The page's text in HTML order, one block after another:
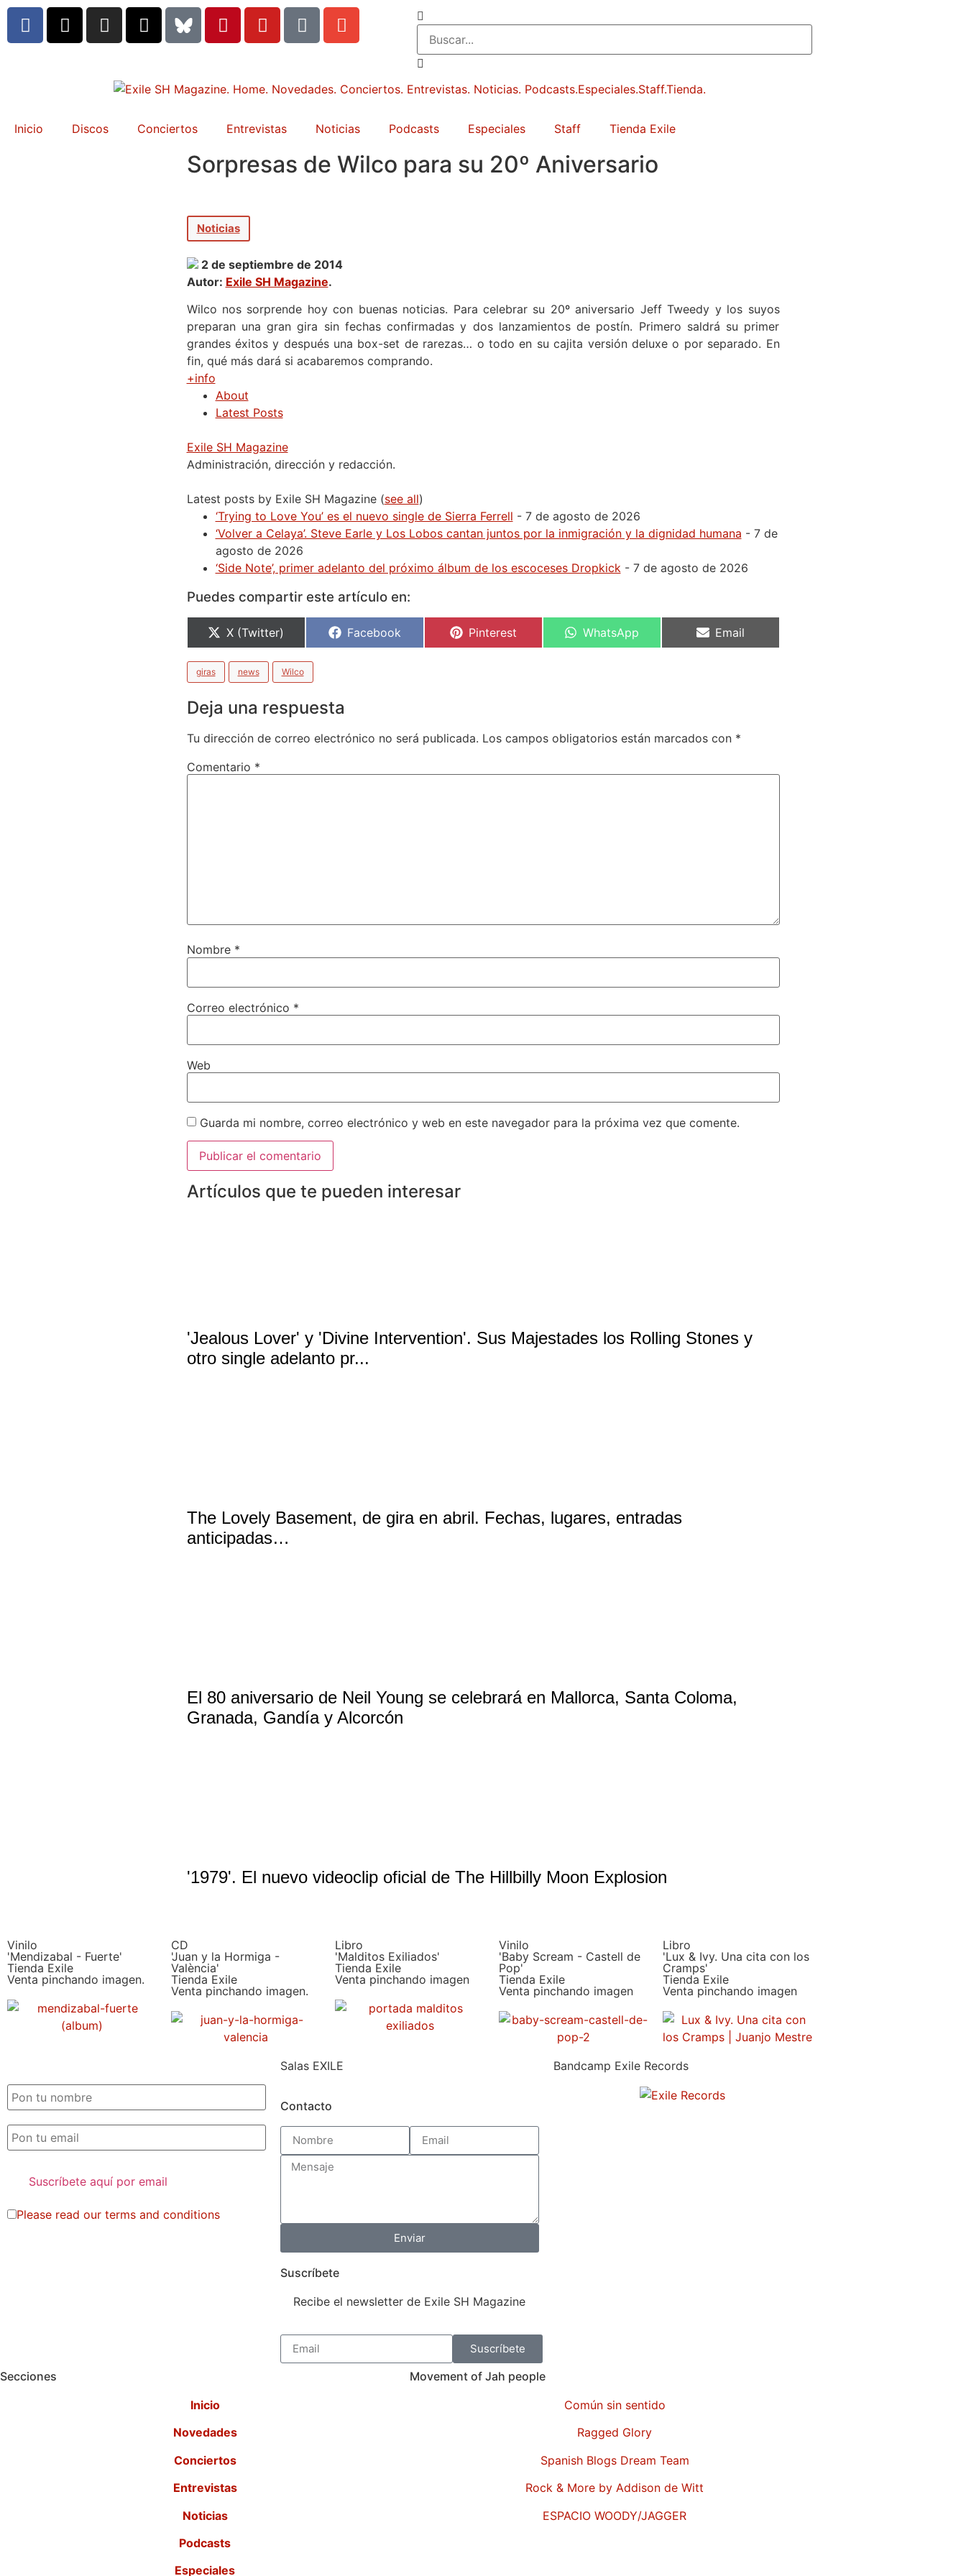
Inicio Discos Conciertos Entrevistas Noticias Podcasts Especiales Staff Tienda Exile
Sorpresas de Wilco para su 20º Aniversario
Noticias
2 de septiembre de 2014
Autor: Exile SH Magazine.
Wilco nos sorprende hoy con buenas noticias. Para celebrar su 20º aniversario Jeff Tweedy y los suyos
preparan una gran gira sin fechas confirmadas y dos lanzamientos de postín. Primero saldrá su primer
grandes éxitos y después una box-set de rarezas… o todo en su cajita versión deluxe o por separado. En
fin, qué más dará si acabaremos comprando.
+info
About
Latest Posts
Exile SH Magazine
Administración, dirección y redacción.
Latest posts by Exile SH Magazine (see all)
‘Trying to Love You’ es el nuevo single de Sierra Ferrell - 7 de agosto de 2026
‘Volver a Celaya’. Steve Earle y Los Lobos cantan juntos por la inmigración y la dignidad humana - 7 de
agosto de 2026
‘Side Note’, primer adelanto del próximo álbum de los escoceses Dropkick- 7 de agosto de 2026
Puedes compartir este artículo en:
X (Twitter) Facebook Pinterest WhatsApp Email
giras news Wilco
Deja una respuesta
Tu dirección de correo electrónico no será publicada. Los campos obligatorios están marcados con *
Comentario *
Nombre *
Correo electrónico *
Web
Guarda mi nombre, correo electrónico y web en este navegador para la próxima vez que comente.
Artículos que te pueden interesar
'Jealous Lover' y 'Divine Intervention'. Sus Majestades los Rolling Stones y
otro single adelanto pr...
The Lovely Basement, de gira en abril. Fechas, lugares, entradas
anticipadas…
El 80 aniversario de Neil Young se celebrará en Mallorca, Santa Coloma,
Granada, Gandía y Alcorcón
'1979'. El nuevo videoclip oficial de The Hillbilly Moon Explosion
Vinilo
'Mendizabal - Fuerte'
Tienda Exile
Venta pinchando imagen.
CD
'Juan y la Hormiga -
València'
Tienda Exile
Venta pinchando imagen.
Libro
'Malditos Exiliados'
Tienda Exile
Venta pinchando imagen
Vinilo
'Baby Scream - Castell de
Pop'
Tienda Exile
Venta pinchando imagen
Libro
'Lux & Ivy. Una cita con los
Cramps'
Tienda Exile
Venta pinchando imagen
Please read our terms and conditions
Salas EXILE
Contacto
Enviar
Suscríbete
Recibe el newsletter de Exile SH Magazine
Suscríbete
Bandcamp Exile Records
Secciones
Inicio
Novedades
Conciertos
Entrevistas
Noticias
Podcasts
Especiales
Movement of Jah people
Común sin sentido
Ragged Glory
Spanish Blogs Dream Team
Rock & More by Addison de Witt
ESPACIO WOODY/JAGGER